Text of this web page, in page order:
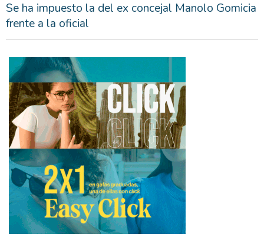
Se ha impuesto la del ex concejal Manolo Gomicia
frente a la oficial